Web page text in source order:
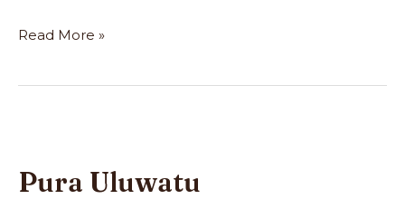
Read More »
Pura Uluwatu